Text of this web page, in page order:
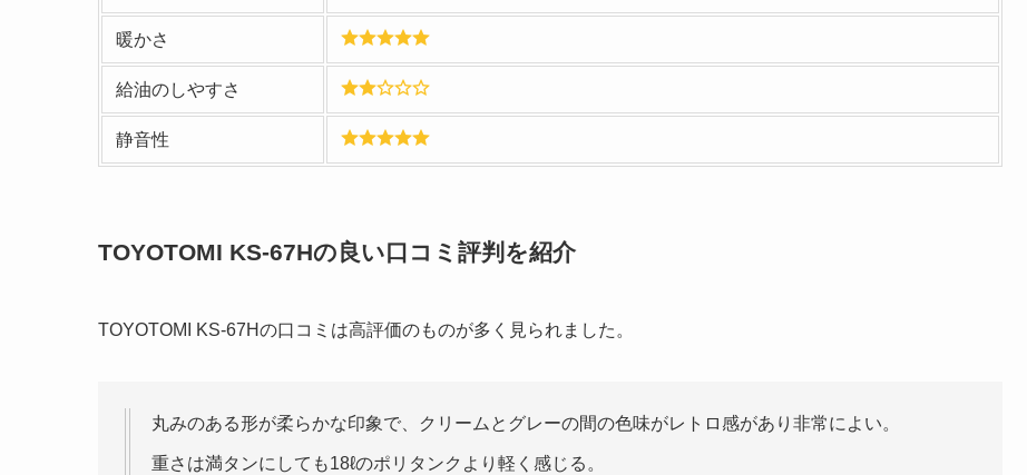
暖かさ
給油のしやすさ
静音性
TOYOTOMI KS-67Hの良い口コミ評判を紹介
TOYOTOMI KS-67Hの口コミは高評価のものが多く見られました。
丸みのある形が柔らかな印象で、クリームとグレーの間の色味がレトロ感があり非常によい。
重さは満タンにしても18ℓのポリタンクより軽く感じる。